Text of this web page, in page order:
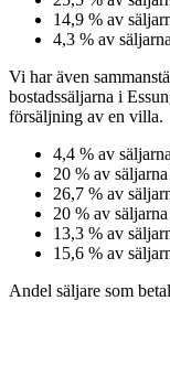
14,9 % av
4,3 % av
Vi har även
bostadssäljarna i
försäljning av en villa.
4,4 % av
20 % av
26,7 % av
20 % av
13,3 % av
15,6 % av
Andel säljare som